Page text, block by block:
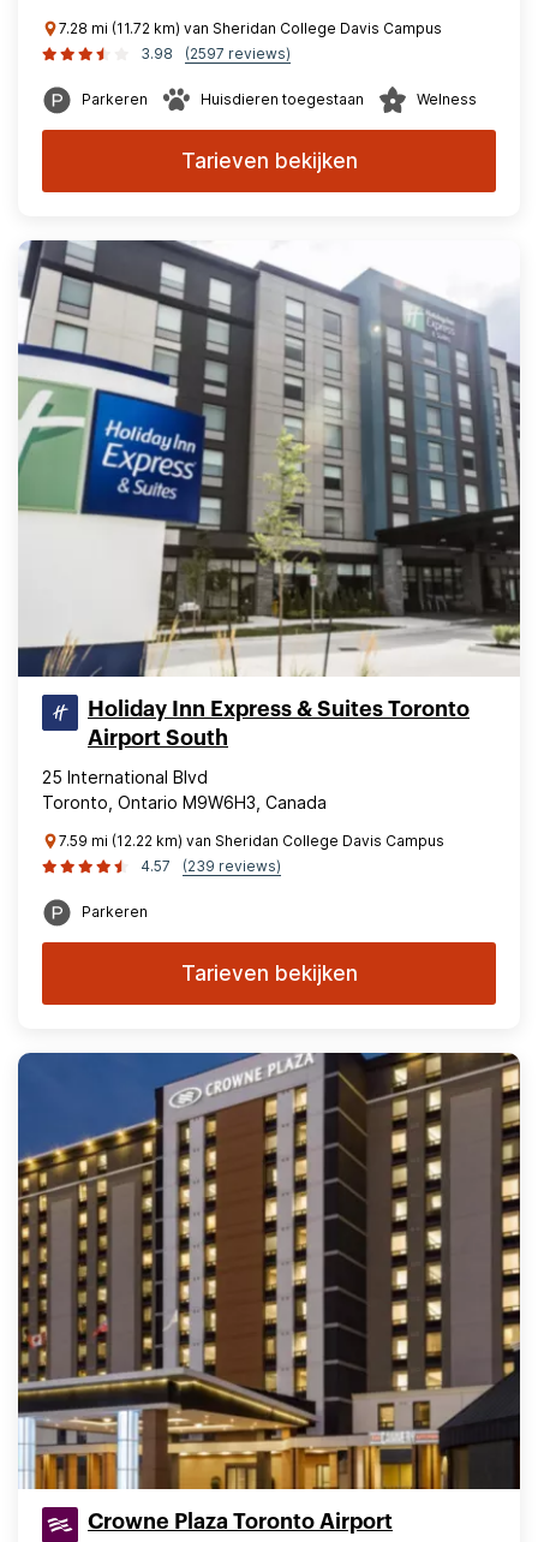
7.28 mi (11.72 km) van Sheridan College Davis Campus
3.98
(2597 reviews)
Parkeren Huisdieren toegestaan Welness
Tarieven bekijken
Holiday Inn Express & Suites Toronto
Airport South
25 International Blvd
Toronto, Ontario M9W6H3, Canada
7.59 mi (12.22 km) van Sheridan College Davis Campus
4.57
(239 reviews)
Parkeren
Tarieven bekijken
Crowne Plaza Toronto Airport